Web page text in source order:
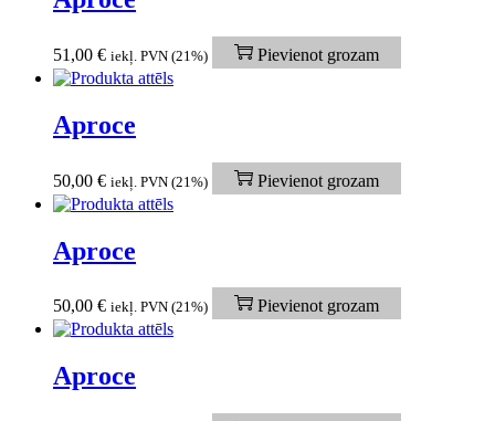
51,00 € iekļ. PVN (21%) Pievienot grozam
Aproce
50,00 € iekļ. PVN (21%) Pievienot grozam
Aproce
50,00 € iekļ. PVN (21%) Pievienot grozam
Aproce